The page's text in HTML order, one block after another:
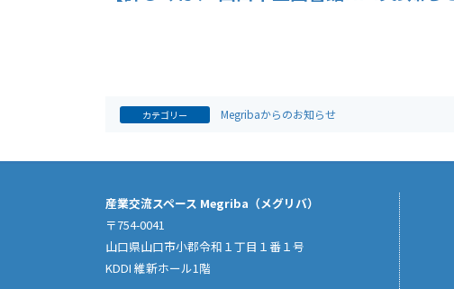
カテゴリー Megribaからのお知らせ
産業交流スペース Megriba（メグリバ）
〒754-0041
山口県山口市小郡令和１丁目１番１号
KDDI 維新ホール1階